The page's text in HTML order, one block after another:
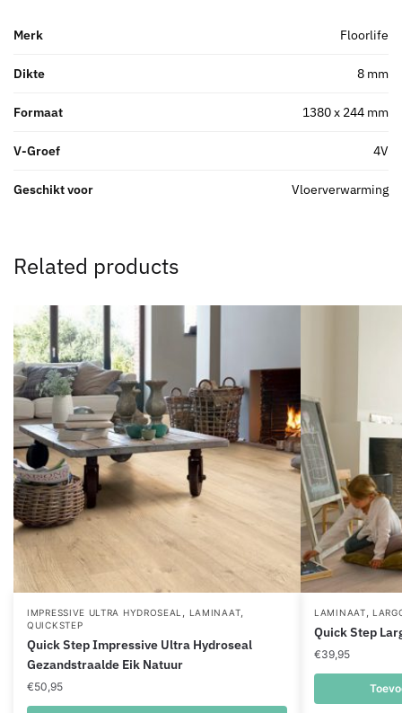
Merk Floorlife
Dikte 8 mm
Formaat 1380 x 244 mm
V-Groef 4V
Geschikt voor Vloerverwarming
Related products
IMPRESSIVE ULTRA HYDROSEAL , LAMINAAT,
QUICKSTEP
Quick Step Impressive Ultra Hydroseal
Gezandstraalde Eik Natuur
€50,95
LAMINAAT,
Quick Step
€39,95